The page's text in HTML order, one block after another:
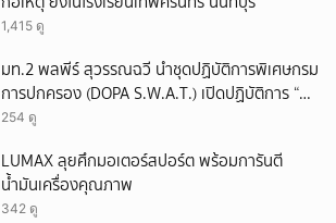
1,415 ดู
มท.2 พลพีร์ สุวรรณฉวี นำชุดปฏิบัติการพิเศษกรม
การปกครอง (DOPA S.W.A.T.) เปิดปฏิบัติการ “บา
รมีโสธร” บุกจับผับเถื่อนอัพยา กลางเมืองแปดริ้ว
254 ดู
LUMAX ลุยศึกมอเตอร์สปอร์ต พร้อมการันตี
น้ำมันเครื่องคุณภาพ
342 ดู